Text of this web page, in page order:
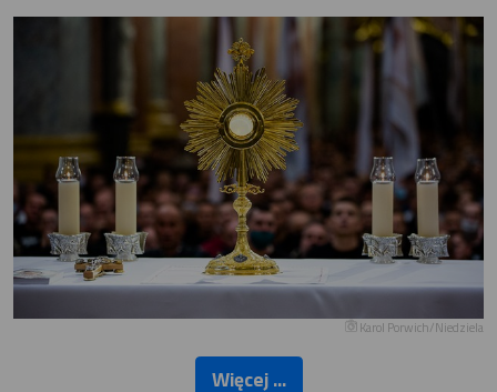
Karol Porwich/Niedziela
Więcej ...